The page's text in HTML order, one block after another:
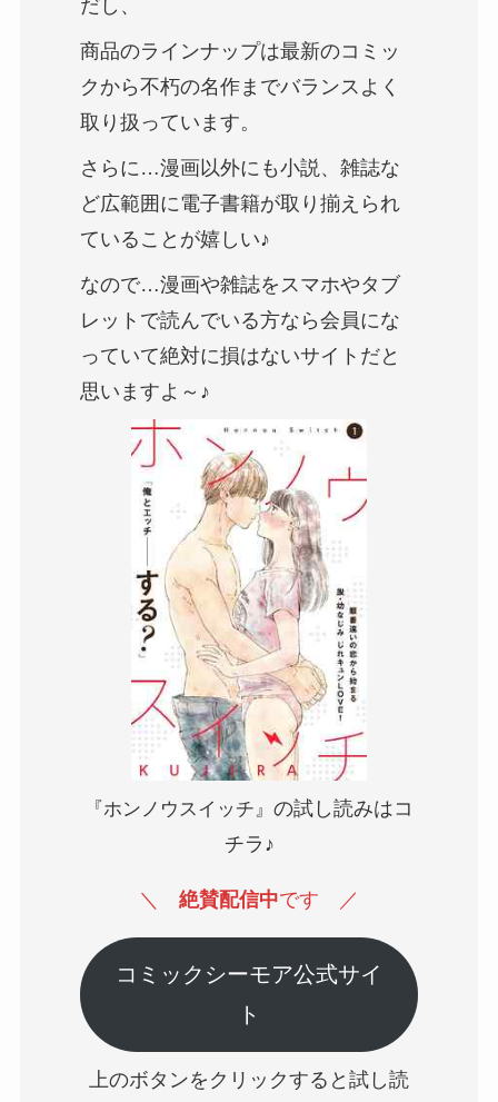
だし、
商品のラインナップは最新のコミッ
クから不朽の名作までバランスよく
取り扱っています。
さらに…漫画以外にも小説、雑誌な
ど広範囲に電子書籍が取り揃えられ
ていることが嬉しい♪
なので…漫画や雑誌をスマホやタブ
レットで読んでいる方なら会員にな
っていて絶対に損はないサイトだと
思いますよ～♪
『ホンノウスイッチ』 の試し読みはコ
チラ♪
＼ 絶賛配信中です ／
コミックシーモア公式サイ
ト
上のボタンをクリックすると試し読